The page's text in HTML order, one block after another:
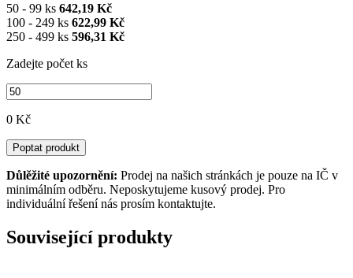
50 - 99 ks 642,19 Kč
100 - 249 ks 622,99 Kč
250 - 499 ks 596,31 Kč
Zadejte počet ks
0 Kč
Poptat produkt
Důlěžité upozornění: Prodej na našich stránkách je pouze na IČ v
minimálním odběru. Neposkytujeme kusový prodej. Pro
individuální řešení nás prosím kontaktujte.
Související produkty